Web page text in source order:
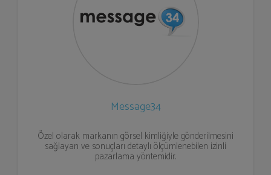
Message34
Özel olarak markanın görsel kimliğiyle gönderilmesini
sağlayan ve sonuçları detaylı ölçümlenebilen izinli
pazarlama yöntemidir.